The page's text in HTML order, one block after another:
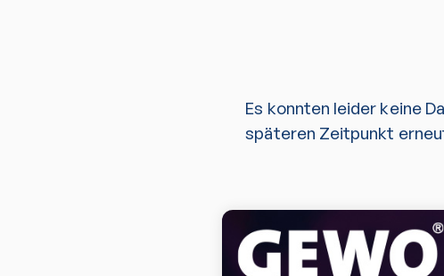
Es konnten leider keine
späteren Zeitpunkt